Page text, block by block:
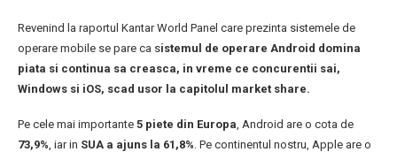
Revenind la raportul Kantar World Panel care prezinta sistemele de
operare mobile se pare ca sistemul de operare Android domina
piata si continua sa creasca, in vreme ce concurentii sai,
Windows si iOS, scad usor la capitolul market share.
Pe cele mai importante 5 piete din Europa , Android are o cota de
73,9% , iar in SUA a ajuns la 61,8% . Pe continentul nostru, Apple are o